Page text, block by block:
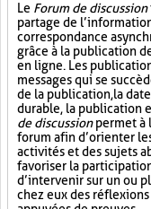
Le Forum de discussion
partage de
correspondance
grâce à la publication
en ligne. Les
messages qui se
de la publication, la
durable, la publication
de discussionpermet à
forum afin d’orienter
activités et des sujets
favoriser la
d’intervenir sur un ou
chez eux des